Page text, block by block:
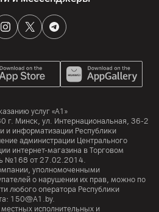
услуг «А1»
г. Минск, ул. Интернациональная, 36-2
и информатизации Республики
администрации Центрального
интернет-магазина в Торговом
№168 от 27.02.2014.
уполномоченными
о нарушении их прав, можно по
любого оператора Республики
150@A1.by.
исполнительных и